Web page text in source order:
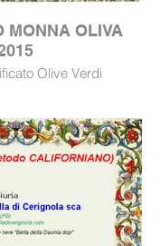
MONNA OLIVA
Olive Verdi